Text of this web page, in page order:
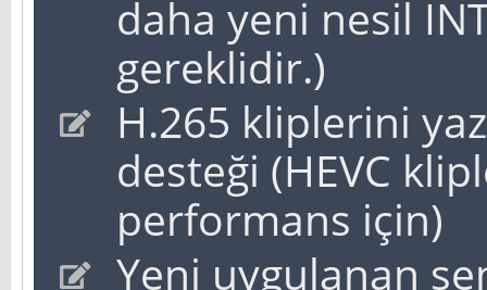
daha yeni nesil
gereklidir.)
H.265 kliplerini
desteği (HEVC
performans için)
Yeni uygulanan